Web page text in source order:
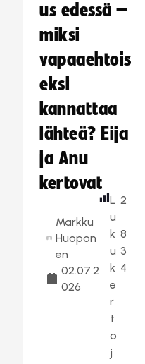
us edessä –
miksi
vapaaehtois
eksi
kannattaa
lähteä? Eija
ja Anu
kertovat
Markku
Huopon
en
02.07.2
026
L
u
k
u
k
e
r
t
o
j
2
8
3
4